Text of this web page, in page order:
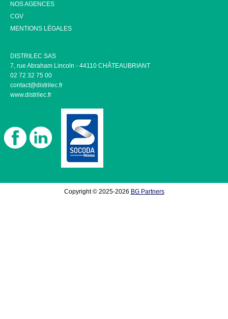
NOS AGENCES
CGV
MENTIONS LÉGALES
DISTRILEC SAS
7, rue Abraham Lincoln - 44110 CHÂTEAUBRIANT
02 72 32 75 00
contact@distrilec.fr
www.distrilec.fr
Copyright © 2025-2026 BG Partners